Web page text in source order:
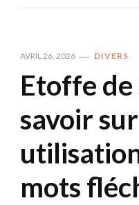
AVRIL 26, 2026 DIVERS
Etoffe
savoir
mots